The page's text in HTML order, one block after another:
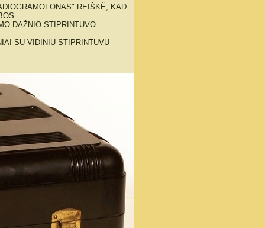
REIŠKË, KAD
DAŽNIO STIPRINTUVO
SU VIDINIU STIPRINTUVU